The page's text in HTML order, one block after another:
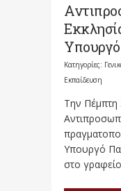
Κατηγορίες:
Εκπαίδευση
Την Πέμπτη
Υπουργό
στο γραφείο